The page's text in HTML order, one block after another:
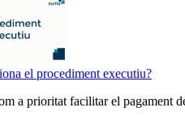
el procediment executiu?
a prioritat facilitar el pagament